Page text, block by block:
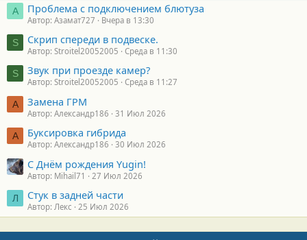
А Проблема с подключением блютуза
Автор: Азамат727 Вчера в 13:30
S Скрип спереди в подвеске.
Автор: Stroitel20052005 Среда в 11:30
S Звук при проезде камер?
Автор: Stroitel20052005 Среда в 11:27
А Замена ГРМ
Автор: Александр186 31 Июл 2026
А Буксировка гибрида
Автор: Александр186 30 Июл 2026
С Днём рождения Yugin!
Автор: Mihail71 27 Июл 2026
Л Стук в задней части
Автор: Лекс 25 Июл 2026